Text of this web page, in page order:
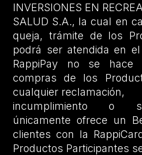
INVERSIONES EN
SALUD S.A., la cual en
queja, trámite de los
podrá ser atendida en
RappiPay no se hace
compras de los
cualquier reclamación,
incumplimiento o
únicamente ofrece un
clientes con la
Productos Participantes